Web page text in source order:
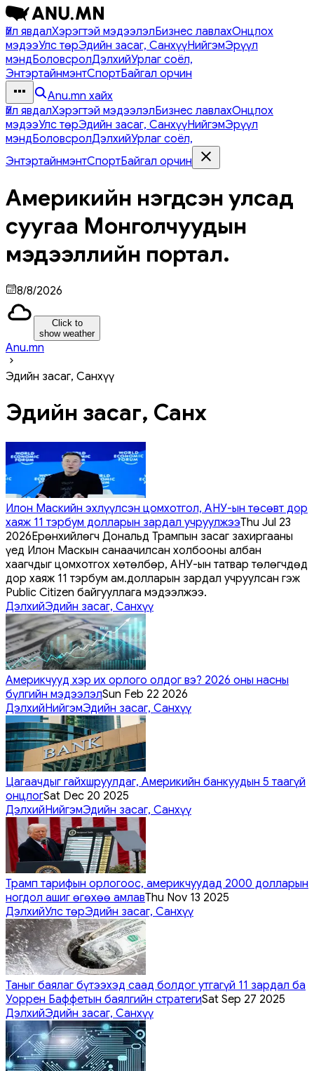
Үйл явдалХэрэгтэй мэдээлэлБизнес лавлахОнцлох
мэдээУлс төрЭдийн засаг, СанхүүНийгэмЭрүүл
мэндБоловсролДэлхийУрлаг соёл,
ЭнтэртайнмэнтСпортБайгал орчин
Anu.mn хайх
Үйл явдалХэрэгтэй мэдээлэлБизнес лавлахОнцлох
мэдээУлс төрЭдийн засаг, СанхүүНийгэмЭрүүл
мэндБоловсролДэлхийУрлаг соёл,
ЭнтэртайнмэнтСпортБайгал орчин
Америкийн нэгдсэн улсад
суугаа Монголчуудын
мэдээллийн портал.
8/8/2026
Click to
show weather
Anu.mn
Эдийн засаг, Санхүү
Эдийн засаг, Санхүү
Илон Маскийн эхлүүлсэн цомхотгол, АНУ-ын төсөвт дор
хаяж 11 тэрбум долларын зардал учруулжээThu Jul 23
2026Ерөнхийлөгч Дональд Трампын засаг захиргааны
үед Илон Маскын санаачилсан холбооны албан
хаагчдыг цомхотгох хөтөлбөр, АНУ-ын татвар төлөгчдөд
дор хаяж 11 тэрбум ам.долларын зардал учруулсан гэж
Public Citizen байгууллага мэдээлжээ.
ДэлхийЭдийн засаг, Санхүү
Америкчууд хэр их орлого олдог вэ? 2026 оны насны
бүлгийн мэдээлэлSun Feb 22 2026
ДэлхийНийгэмЭдийн засаг, Санхүү
Цагаачдыг гайхшруулдаг, Америкийн банкуудын 5 таагүй
онцлогSat Dec 20 2025
ДэлхийНийгэмЭдийн засаг, Санхүү
Трамп тарифын орлогоос, америкчуудад 2000 долларын
ногдол ашиг өгөхөө амлавThu Nov 13 2025
ДэлхийУлс төрЭдийн засаг, Санхүү
Таныг баялаг бүтээхэд саад болдог утгагүй 11 зардал ба
Уоррен Баффетын баялгийн стратегиSat Sep 27 2025
ДэлхийЭдийн засаг, Санхүү